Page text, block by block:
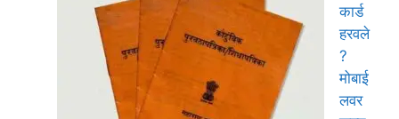
कार्ड
हरवले
?
मोबाई
लवर